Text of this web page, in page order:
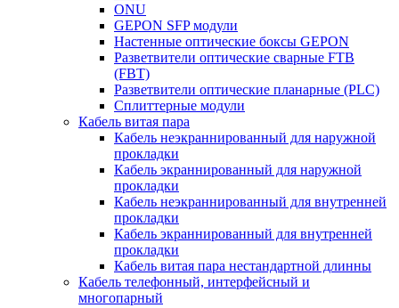
ONU
GEPON SFP модули
Настенные оптические боксы GEPON
Разветвители оптические сварные FTB
(FBT)
Разветвители оптические планарные (PLC)
Сплиттерные модули
Кабель витая пара
Кабель неэкраннированный для наружной
прокладки
Кабель экраннированный для наружной
прокладки
Кабель неэкраннированный для внутренней
прокладки
Кабель экраннированный для внутренней
прокладки
Кабель витая пара нестандартной длинны
Кабель телефонный, интерфейсный и
многопарный